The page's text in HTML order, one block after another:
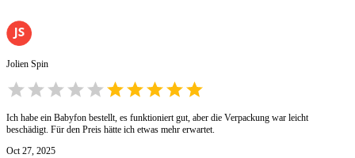
Jolien Spin
Ich habe ein Babyfon bestellt, es funktioniert gut, aber die Verpackung war leicht
beschädigt. Für den Preis hätte ich etwas mehr erwartet.
Oct 27, 2025